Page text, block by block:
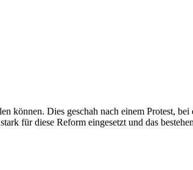
Dies geschah nach einem Protest,
für diese Reform eingesetzt und das